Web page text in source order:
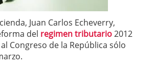
Juan Carlos Echeverry,
del regimen tributario2012
Congreso de la República sólo